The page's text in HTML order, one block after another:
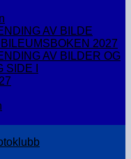
AV BILDE
2027
AV BILDER OG
I